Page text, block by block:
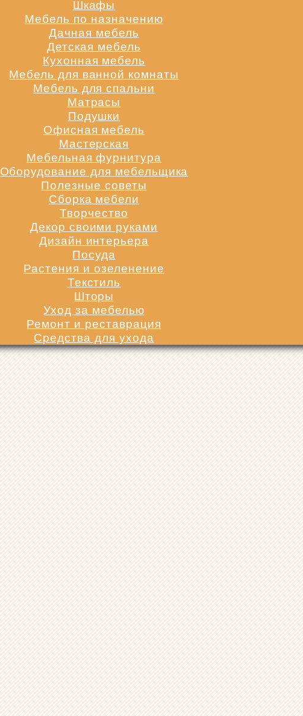
Шкафы
Мебель по назначению
Дачная мебель
Детская мебель
Кухонная мебель
Мебель для ванной комнаты
Мебель для спальни
Матрасы
Подушки
Офисная мебель
Мастерская
Мебельная фурнитура
Оборудование для мебельщика
Полезные советы
Сборка мебели
Творчество
Декор своими руками
Дизайн интерьера
Посуда
Растения и озеленение
Текстиль
Шторы
Уход за мебелью
Ремонт и реставрация
Средства для ухода